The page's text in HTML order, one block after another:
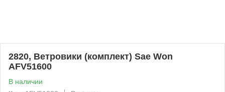
2820, Ветровики (комплект) Sae Won
AFV51600
В наличии